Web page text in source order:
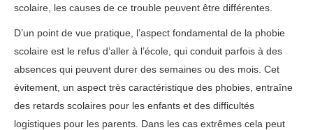
scolaire, les causes de ce trouble peuvent être différentes.
D’un point de vue pratique, l’aspect fondamental de la phobie
scolaire est le refus d’aller à l’école, qui conduit parfois à des
absences qui peuvent durer des semaines ou des mois. Cet
évitement, un aspect très caractéristique des phobies, entraîne
des retards scolaires pour les enfants et des difficultés
logistiques pour les parents. Dans les cas extrêmes cela peut